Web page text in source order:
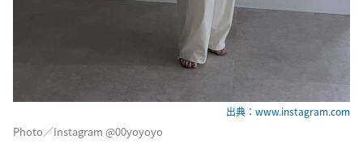
出典：www.instagram.com
Photo／Instagram @00yoyoyo